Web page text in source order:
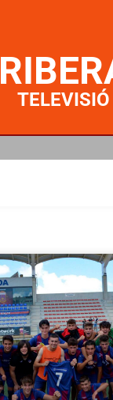
TELEVISIÓ